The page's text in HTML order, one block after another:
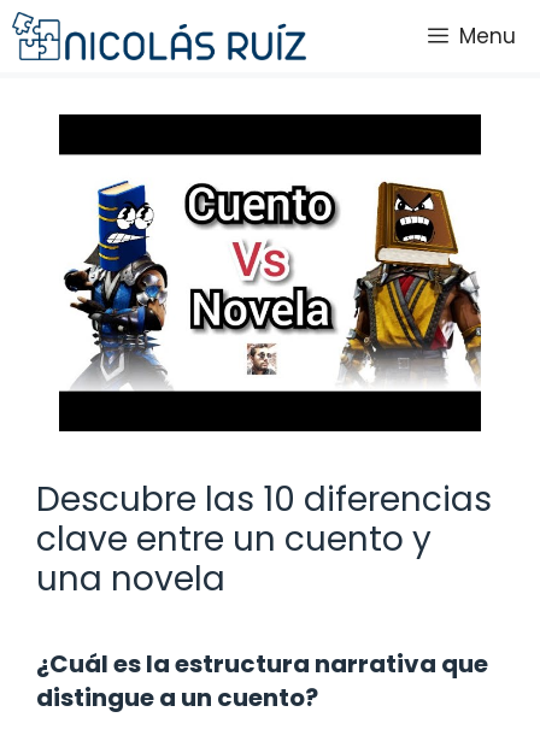
Saltar
al
Menu
Descubre las 10 diferencias
clave entre un cuento y
una novela
¿Cuál es la estructura narrativa que
distingue a un cuento?